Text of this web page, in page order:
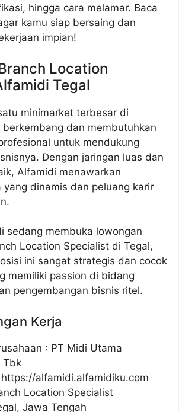
hingga cara melamar. Baca
kamu siap bersaing dan
impian!
Location
Tegal
minimarket terbesar di
berkembang dan membutuhkan
untuk mendukung
Dengan jaringan luas dan
Alfamidi menawarkan
yang dinamis dan peluang karir
sedang membuka lowongan
Location Specialist di Tegal,
ini sangat strategis dan cocok
memiliki passion di bidang
pengembangan bisnis ritel.
Kerja
: PT Midi Utama
Tbk
https://alfamidi.alfamidiku.com
Location Specialist
Jawa Tengah